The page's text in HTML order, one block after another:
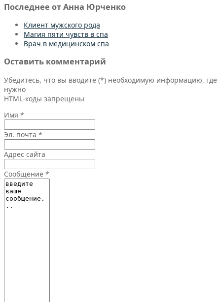
Последнее от Анна Юрченко
Клиент мужского рода
Магия пяти чувств в спа
Врач в медицинском спа
Оставить комментарий
Убедитесь, что вы вводите (*) необходимую информацию, где
нужно
HTML-коды запрещены
Имя *
Эл. почта *
Адрес сайта
Сообщение *